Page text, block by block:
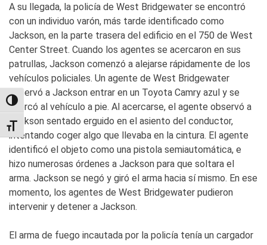
TOGGLE HIGH CONTRAST
TOGGLE FONT SIZE
A su llegada, la policía de West Bridgewater se encontró
con un individuo varón, más tarde identificado como
Jackson, en la parte trasera del edificio en el 750 de West
Center Street. Cuando los agentes se acercaron en sus
patrullas, Jackson comenzó a alejarse rápidamente de los
vehículos policiales. Un agente de West Bridgewater
observó a Jackson entrar en un Toyota Camry azul y se
acercó al vehículo a pie. Al acercarse, el agente observó a
Jackson sentado erguido en el asiento del conductor,
intentando coger algo que llevaba en la cintura. El agente
identificó el objeto como una pistola semiautomática, e
hizo numerosas órdenes a Jackson para que soltara el
arma. Jackson se negó y giró el arma hacia sí mismo. En ese
momento, los agentes de West Bridgewater pudieron
intervenir y detener a Jackson.
El arma de fuego incautada por la policía tenía un cargador